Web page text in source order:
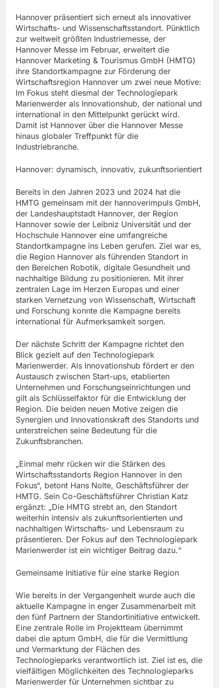
Hannover präsentiert sich erneut als innovativer
Wirtschafts- und Wissenschaftsstandort. Pünktlich
zur weltweit größten Industriemesse, der
Hannover Messe im Februar, erweitert die
Hannover Marketing & Tourismus GmbH (HMTG)
ihre Standortkampagne zur Förderung der
Wirtschaftsregion Hannover um zwei neue Motive:
Im Fokus steht diesmal der Technologiepark
Marienwerder als Innovationshub, der national und
international in den Mittelpunkt gerückt wird.
Damit ist Hannover über die Hannover Messe
hinaus globaler Treffpunkt für die
Industriebranche.
Hannover: dynamisch, innovativ, zukunftsorientiert
Bereits in den Jahren 2023 und 2024 hat die
HMTG gemeinsam mit der hannoverimpuls GmbH,
der Landeshauptstadt Hannover, der Region
Hannover sowie der Leibniz Universität und der
Hochschule Hannover eine umfangreiche
Standortkampagne ins Leben gerufen. Ziel war es,
die Region Hannover als führenden Standort in
den Bereichen Robotik, digitale Gesundheit und
nachhaltige Bildung zu positionieren. Mit ihrer
zentralen Lage im Herzen Europas und einer
starken Vernetzung von Wissenschaft, Wirtschaft
und Forschung konnte die Kampagne bereits
international für Aufmerksamkeit sorgen.
Der nächste Schritt der Kampagne richtet den
Blick gezielt auf den Technologiepark
Marienwerder. Als Innovationshub fördert er den
Austausch zwischen Start-ups, etablierten
Unternehmen und Forschungseinrichtungen und
gilt als Schlüsselfaktor für die Entwicklung der
Region. Die beiden neuen Motive zeigen die
Synergien und Innovationskraft des Standorts und
unterstreichen seine Bedeutung für die
Zukunftsbranchen.
„Einmal mehr rücken wir die Stärken des
Wirtschaftsstandorts Region Hannover in den
Fokus“, betont Hans Nolte, Geschäftsführer der
HMTG. Sein Co-Geschäftsführer Christian Katz
ergänzt: „Die HMTG strebt an, den Standort
weiterhin intensiv als zukunftsorientierten und
nachhaltigen Wirtschafts- und Lebensraum zu
präsentieren. Der Fokus auf den Technologiepark
Marienwerder ist ein wichtiger Beitrag dazu.“
Gemeinsame Initiative für eine starke Region
Wie bereits in der Vergangenheit wurde auch die
aktuelle Kampagne in enger Zusammenarbeit mit
den fünf Partnern der Standortinitiative entwickelt.
Eine zentrale Rolle im Projektteam übernimmt
dabei die aptum GmbH, die für die Vermittlung
und Vermarktung der Flächen des
Technologieparks verantwortlich ist. Ziel ist es, die
vielfältigen Möglichkeiten des Technologieparks
Marienwerder für Unternehmen sichtbar zu